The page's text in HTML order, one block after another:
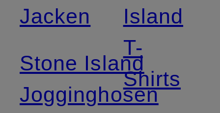
Jacken
Stone Island
Jogginghosen
Island
T-
Shirts